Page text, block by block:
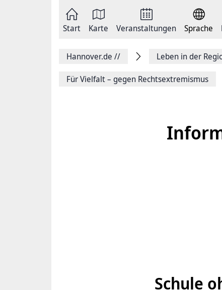
Start Karte Veranstaltungen Sprache
Hannover.de // Leben in der
Für Vielfalt – gegen Rechtsextremismus
Schule